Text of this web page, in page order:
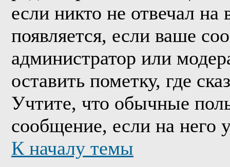
если никто не отвечал
появляется, если ваше
администратор или
оставить пометку, где
Учтите, что обычные
сообщение, если на него
К началу темы